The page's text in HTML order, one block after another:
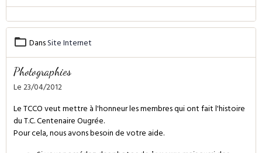
DansSite Internet
Photographies
Le 23/04/2012
Le TCCO veut mettre à l'honneur les membres qui ont fait l'histoire
du T.C. Centenaire Ougrée.
Pour cela, nous avons besoin de votre aide.